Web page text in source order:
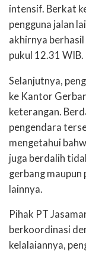
intensif. Berkat
pengguna jalan
akhirnya
pukul 12.31 WIB.
Selanjutnya,
ke Kantor
keterangan.
pengendara
mengetahui
juga berdalih
gerbang
lainnya.
Pihak PT
berkoordinasi
kelalaiannya,